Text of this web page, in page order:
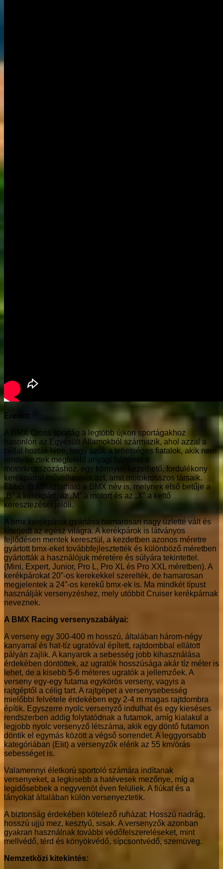
Eredet:
A BMX Cross sportág a legtöbb újkori sportágakhoz
hasonlón az Egyesült Államokból származik, ahol azzal a
céllal hozták létre, hogy azok a tehetséges fiatalok, akik nem
rendelkeztek megfelelő anyagi háttérrel a
motorkrosszozáshoz, egy könnyen kezelhető, fordulékony
kerékpárral művelhessék azt, amit motokrosszos társaik.
Ebből származtatható a BMX név is, melynek első betűje a
„B” a kerékpárt, az „M” a motort és az „X” a kettő
keresztezését jelöli.
A bmx kerékpárok gyártása hamarosan nagy üzletté vált és
kiterjedt az egész világra. A kerékpárok is látványos
fejlődésen mentek keresztül, a kezdetben azonos méretre
gyártott bmx-eket továbbfejlesztették és különböző méretben
gyártották a használójuk méretére és súlyára tekintettel.
(Mini, Expert, Junior, Pro L, Pro XL és Pro XXL méretben). A
kerékpárokat 20”-os kerekekkel szerelték, de hamarosan
megjelentek a 24”-os kerekű bmx-ek is. Ma mindkét típust
használják versenyzéshez, mely utóbbit Cruiser kerékpárnak
neveznek.
A BMX Racing versenyszabályai:
A verseny egy 300-400 m hosszú, általában három-négy
kanyarral és hat-tíz ugratóval épített, rajtdombbal ellátott
pályán zajlik. A kanyarok a sebesség jobb kihasználása
érdekében döntöttek, az ugratók hosszúsága akár tíz méter is
lehet, de a kisebb 5-6 méteres ugratók a jellemzőek. A
verseny egy-egy futama egykörös verseny, vagyis a
rajtgéptől a célig tart. A rajtgépet a versenysebesség
mielőbbi felvétele érdekében egy 2-4 m magas rajtdombra
építik. Egyszerre nyolc versenyző indulhat és egy kieséses
rendszerben addig folytatódnak a futamok, amíg kialakul a
legjobb nyolc versenyző létszáma, akik egy döntő futamon
döntik el egymás között a végső sorrendet. A leggyorsabb
kategóriában (Elit) a versenyzők elérik az 55 km/órás
sebességet is.
Valamennyi életkorú sportoló számára indítanak
versenyeket, a legkisebb a hatévesek mezőnye, míg a
legidősebbek a negyvenöt éven felüliek. A fiúkat és a
lányokat általában külön versenyeztetik.
A biztonság érdekében kötelező ruházat: Hosszú nadrág,
hosszú ujjú mez, kesztyű, sisak. A versenyzők azonban
gyakran használnak további védőfelszereléseket, mint
mellvédő, térd és könyökvédő, sípcsontvédő, szemüveg.
Nemzetközi kitekintés: